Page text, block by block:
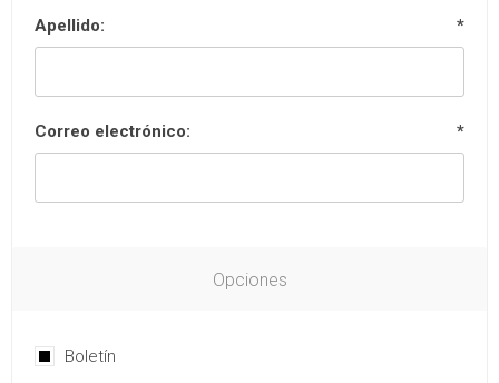
Apellido: *
Correo electrónico: *
Opciones
Boletín